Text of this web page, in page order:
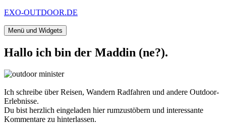
Zum
springen
EXO-OUTDOOR.DE
Menü und Widgets
Hallo ich bin der Maddin (ne?).
Ich schreibe über Reisen, Wandern Radfahren und andere Outdoor-
Erlebnisse.
Du bist herzlich eingeladen hier rumzustöbern und interessante
Kommentare zu hinterlassen.